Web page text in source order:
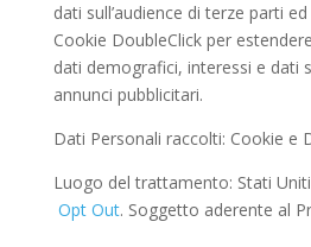
dati sull’audience di terze parti
Cookie DoubleClick per
dati demografici, interessi e dati
annunci pubblicitari.
Dati Personali raccolti: Cookie e
Luogo del trattamento: Stati
Opt Out. Soggetto aderente al